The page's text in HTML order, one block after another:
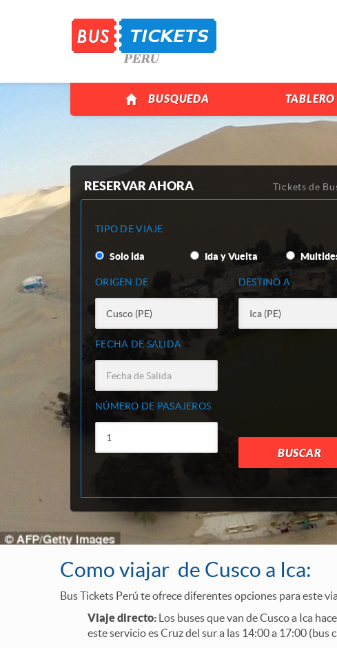
BUSQUEDA TABLERO
RESERVAR AHORA Tickets de
TIPO DE VIAJE
Solo ida Ida y Vuelta
ORIGEN DE DESTINO A
FECHA DE SALIDA
NÚMERO DE PASAJEROS
BUSCAR
Como viajar de Cusco a Ica:
Bus Tickets Perú te ofrece diferentes opciones para este
Viaje directo: Los buses que van de Cusco a Ica
este servicio es Cruz del sur a las 14:00 a 17:00 (bus